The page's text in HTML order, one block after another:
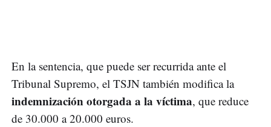
En la sentencia, que puede ser recurrida ante el
Tribunal Supremo, el TSJN también modifica la
indemnización otorgada a la víctima, que reduce
de 30.000 a 20.000 euros.